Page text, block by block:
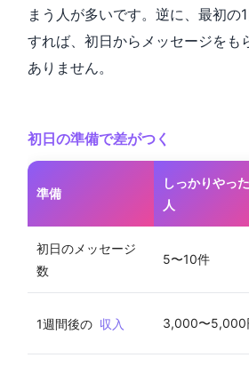
まう人が多いです。逆に、最初の
すれば、初日からメッセージをも
ありません。
初日の準備で差がつく
準備
しっかりやった
人
初日のメッセージ
数
5〜10件
1週間後の 収入 3,000〜5,000